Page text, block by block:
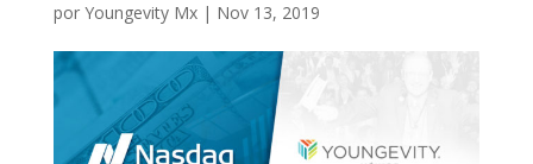
por Youngevity Mx| Nov 13, 2019